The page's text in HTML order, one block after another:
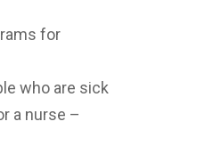
for
who are sick
a nurse –